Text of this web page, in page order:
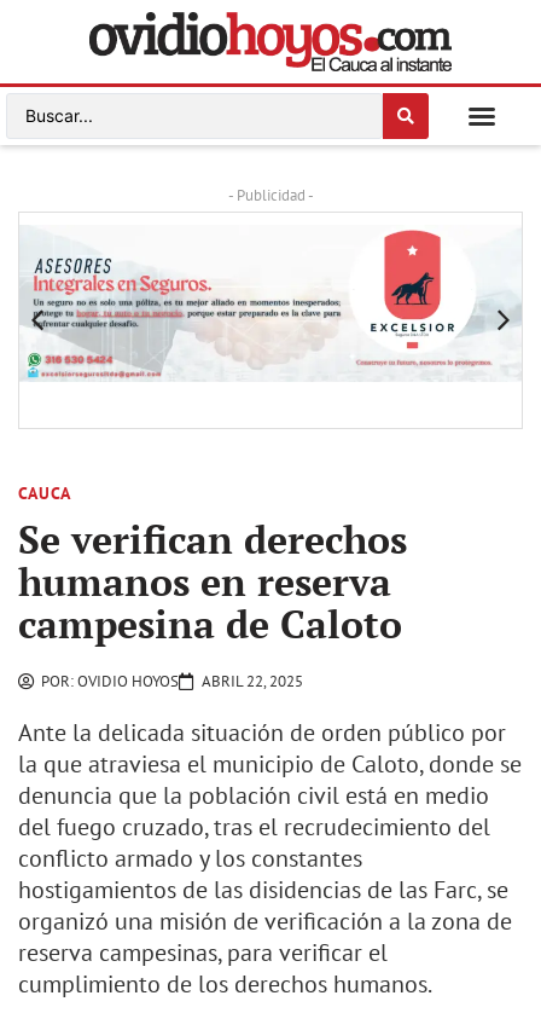
- Publicidad -
CAUCA
Se verifican derechos
humanos en reserva
campesina de Caloto
POR:OVIDIO HOYOS ABRIL 22, 2025
Ante la delicada situación de orden público por
la que atraviesa el municipio de Caloto, donde se
denuncia que la población civil está en medio
del fuego cruzado, tras el recrudecimiento del
conflicto armado y los constantes
hostigamientos de las disidencias de las Farc, se
organizó una misión de verificación a la zona de
reserva campesinas, para verificar el
cumplimiento de los derechos humanos.